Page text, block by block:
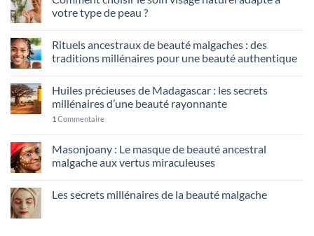
votre type de peau ?
Rituels ancestraux de beauté malgaches : des
traditions millénaires pour une beauté authentique
Huiles précieuses de Madagascar : les secrets
millénaires d’une beauté rayonnante
1 Commentaire
Masonjoany : Le masque de beauté ancestral
malgache aux vertus miraculeuses
Les secrets millénaires de la beauté malgache